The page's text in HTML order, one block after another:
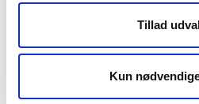
Tillad
Kun
(maks. størrelse: 5 mb,
docx, jpg, png, gif)